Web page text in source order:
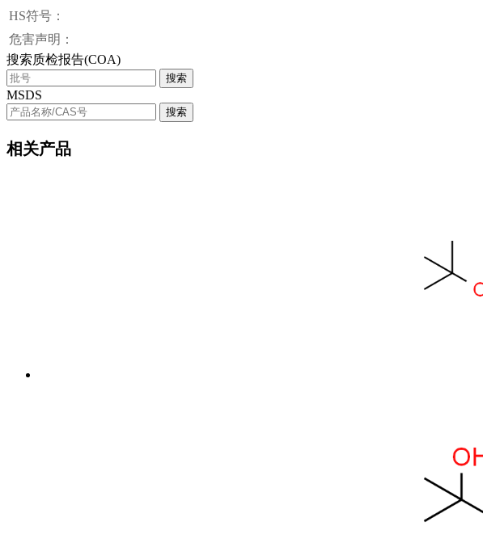
HS符号：
危害声明：
搜索质检报告(COA)
搜索
MSDS
搜索
相关产品